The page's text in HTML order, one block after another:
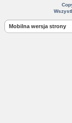
Mobilna wersja strony